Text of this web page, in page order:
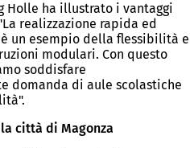
Holle ha illustrato i vantaggi
realizzazione rapida ed
un esempio della flessibilità e
modulari. Con questo
soddisfare
domanda di aule scolastiche
città di Magonza